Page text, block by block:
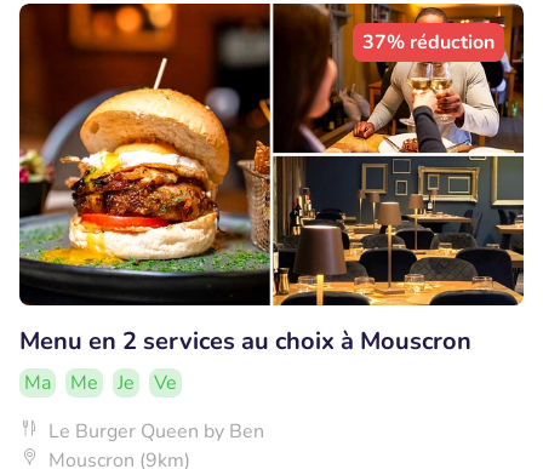
37% réduction
Menu en 2 services au choix à Mouscron
Ma Me Je
Ve
Le Burger Queen by Ben
Mouscron (9km)